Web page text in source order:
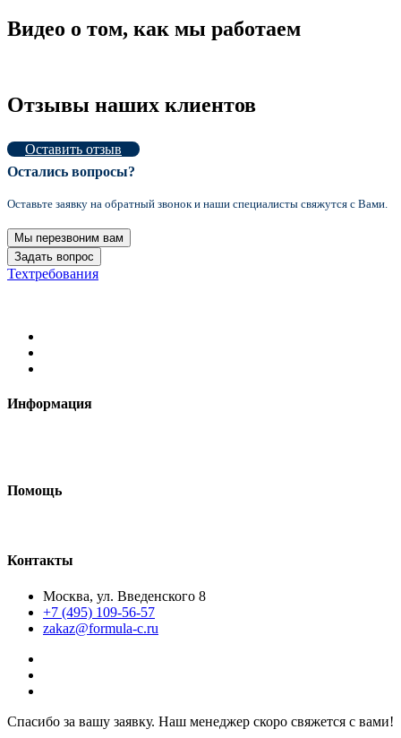
Видео о том, как мы работаем
Отзывы наших клиентов
Оставить отзыв
Остались вопросы?
Оставьте заявку на обратный звонок и наши специалисты свяжутся с Вами.
Мы перезвоним вам
Задать вопрос
Техтребования
Информация
Помощь
Контакты
Москва, ул. Введенского 8
+7 (495) 109-56-57
zakaz@formula-c.ru
Спасибо за вашу заявку. Наш менеджер скоро свяжется с вами!